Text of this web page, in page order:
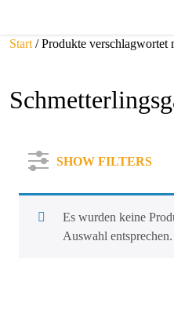
Start / Produkte verschlagwortet
SHOW FILTERS
Es wurden keine
Auswahl entsprechen.